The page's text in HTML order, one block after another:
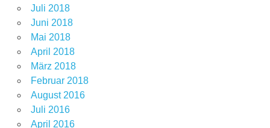
Juli 2018
Juni 2018
Mai 2018
April 2018
März 2018
Februar 2018
August 2016
Juli 2016
April 2016